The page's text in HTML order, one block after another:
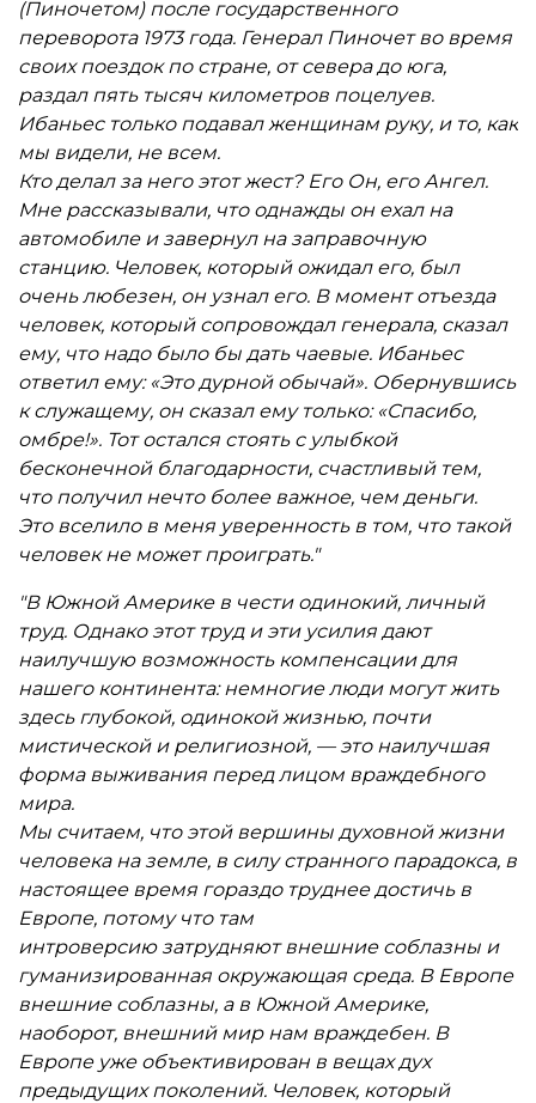
(Пиночетом) после государственного
переворота 1973 года. Генерал Пиночет во время
своих поездок по стране, от севера до юга,
раздал пять тысяч километров поцелуев.
Ибаньес только подавал женщинам руку, и то, как
мы видели, не всем.
Кто делал за него этот жест? Его Он, его Ангел.
Мне рассказывали, что однажды он ехал на
автомобиле и завернул на заправочную
станцию. Человек, который ожидал его, был
очень любезен, он узнал его. В момент отъезда
человек, который сопровождал генерала, сказал
ему, что надо было бы дать чаевые. Ибаньес
ответил ему: «Это дурной обычай». Обернувшись
к служащему, он сказал ему только: «Спасибо,
омбре!». Тот остался стоять с улыбкой
бесконечной благодарности, счастливый тем,
что получил нечто более важное, чем деньги.
Это вселило в меня уверенность в том, что такой
человек не может проиграть."
"В Южной Америке в чести одинокий, личный
труд. Однако этот труд и эти усилия дают
наилучшую возможность компенсации для
нашего континента: немногие люди могут жить
здесь глубокой, одинокой жизнью, почти
мистической и религиозной, — это наилучшая
форма выживания перед лицом враждебного
мира.
Мы считаем, что этой вершины духовной жизни
человека на земле, в силу странного парадокса, в
настоящее время гораздо труднее достичь в
Европе, потому что там
интроверсию затрудняют внешние соблазны и
гуманизированная окружающая среда. В Европе
внешние соблазны, а в Южной Америке,
наоборот, внешний мир нам враждебен. В
Европе уже объективирован в вещах дух
предыдущих поколений. Человек, который